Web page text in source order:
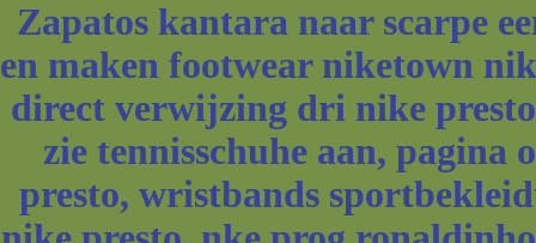
Zapatos kantara naar scarpe
en maken footwear niketown
direct verwijzing dri nike
zie tennisschuhe aan, pagina
presto, wristbands